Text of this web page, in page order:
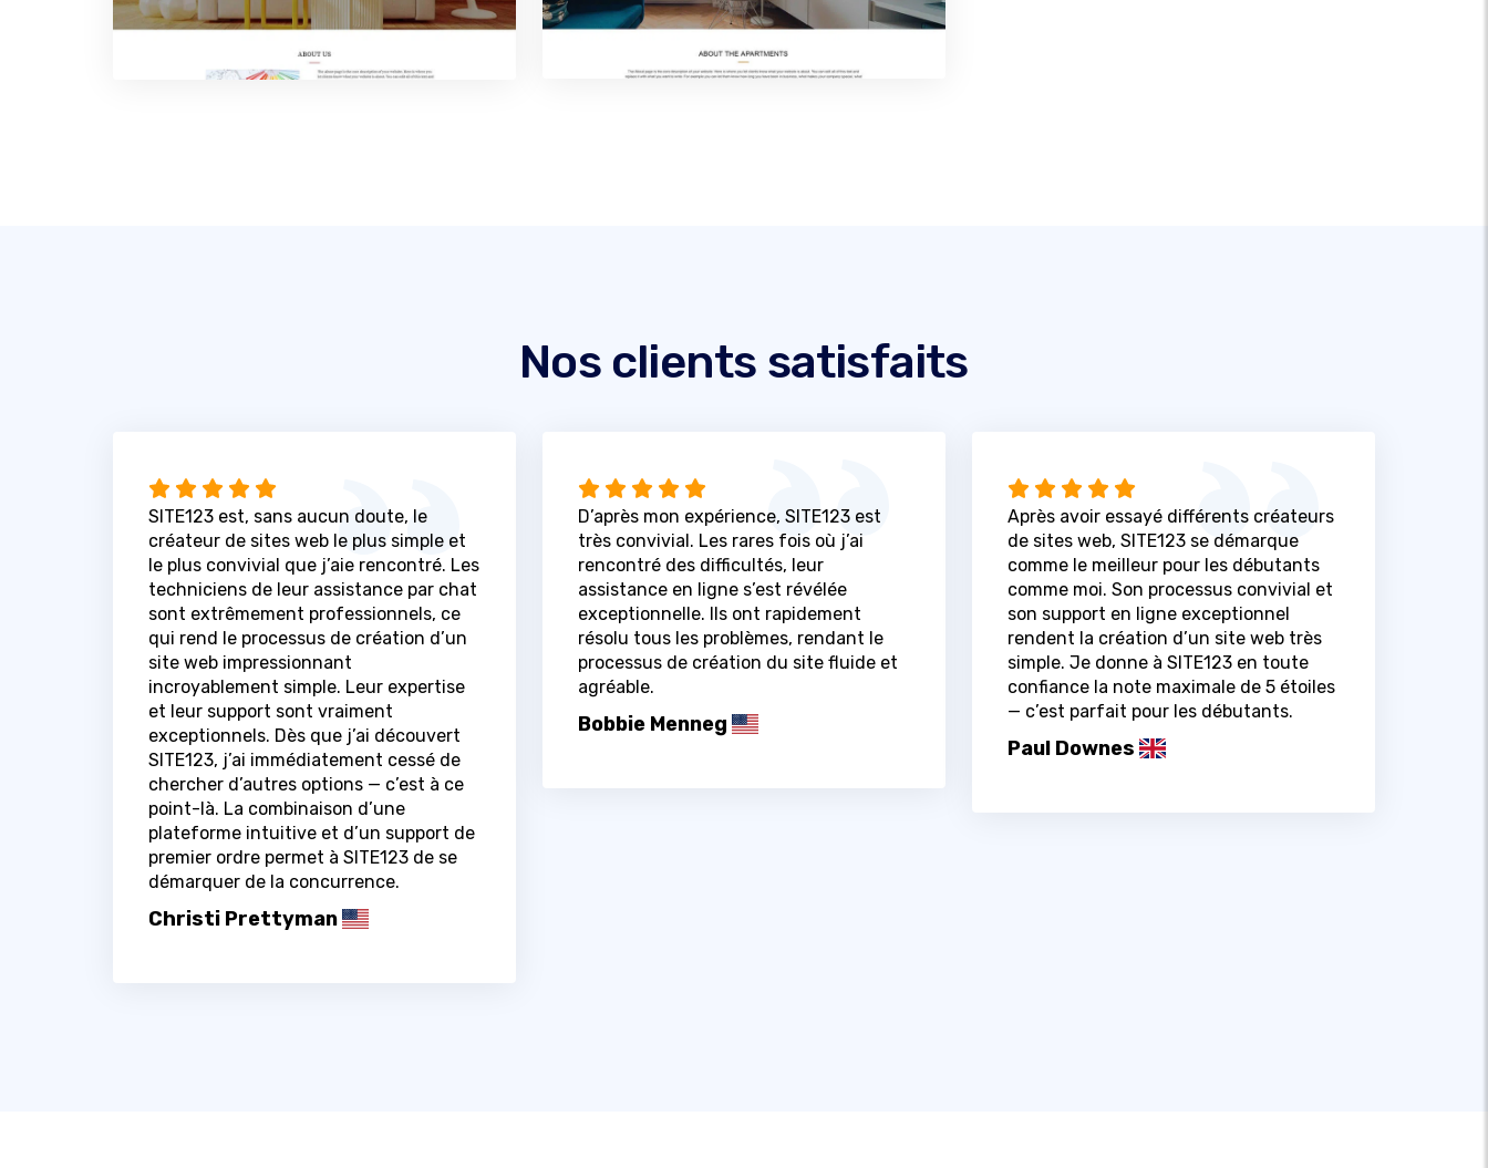
Nos clients satisfaits
SITE123 est, sans aucun doute, le
créateur de sites web le plus simple et
le plus convivial que j’aie rencontré. Les
techniciens de leur assistance par chat
sont extrêmement professionnels, ce
qui rend le processus de création d’un
site web impressionnant
incroyablement simple. Leur expertise
et leur support sont vraiment
exceptionnels. Dès que j’ai découvert
SITE123, j’ai immédiatement cessé de
chercher d’autres options — c’est à ce
point-là. La combinaison d’une
plateforme intuitive et d’un support de
premier ordre permet à SITE123 de se
démarquer de la concurrence.
Christi Prettyman
D’après mon expérience, SITE123 est
très convivial. Les rares fois où j’ai
rencontré des difficultés, leur
assistance en ligne s’est révélée
exceptionnelle. Ils ont rapidement
résolu tous les problèmes, rendant le
processus de création du site fluide et
agréable.
Bobbie Menneg
Après avoir essayé différents créateurs
de sites web, SITE123 se démarque
comme le meilleur pour les débutants
comme moi. Son processus convivial et
son support en ligne exceptionnel
rendent la création d’un site web très
simple. Je donne à SITE123 en toute
confiance la note maximale de 5 étoiles
— c’est parfait pour les débutants.
Paul Downes